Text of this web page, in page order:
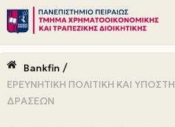
Μεταπηδήστε
περιεχόμενο
Bankfin /
ΕΡΕΥΝΗΤΙΚΗ ΠΟΛΙΤΙΚΗ ΚΑΙ
ΔΡΑΣΕΩΝ